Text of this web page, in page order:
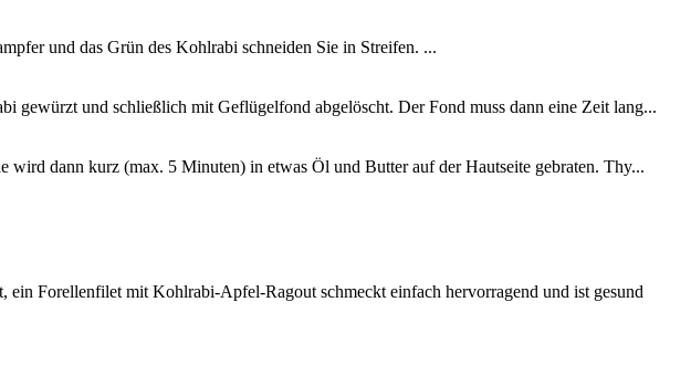
und das Grün des Kohlrabi schneiden Sie in Streifen. ...
und schließlich mit Geflügelfond abgelöscht. Der Fond muss dann eine Zeit lang...
dann kurz (max. 5 Minuten) in etwas Öl und Butter auf der Hautseite gebraten. Thy...
ein Forellenfilet mit Kohlrabi-Apfel-Ragout schmeckt einfach hervorragend und ist gesund